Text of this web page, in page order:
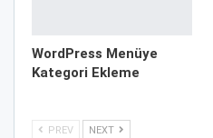
WordPress Menüye
Kategori Ekleme
PREV NEXT